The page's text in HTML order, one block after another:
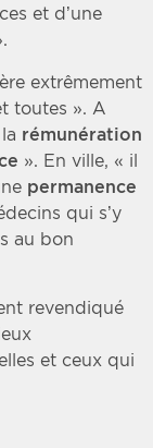
et d’une
extrêmement
toutes ». A
rémunération
». En ville, « il
permanence
qui s’y
au bon
revendiqué
et ceux qui